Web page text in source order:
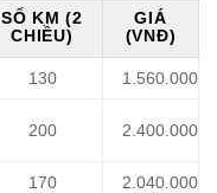
SỐ KM (2
CHIỀU)
GIÁ
(VNĐ)
130 1.560.000
200 2.400.000
170 2.040.000